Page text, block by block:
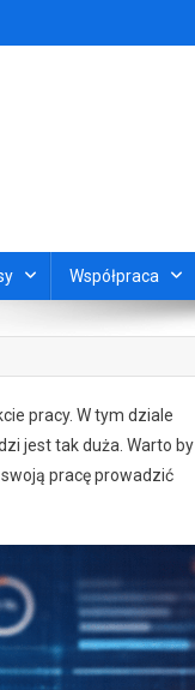
Współpraca
pracy. W tym dziale
jest tak duża. Warto by
pracę prowadzić